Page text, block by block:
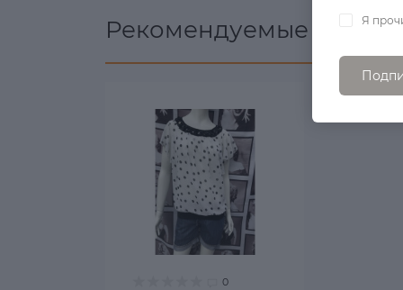
Рекомендуемые товары
0
Я